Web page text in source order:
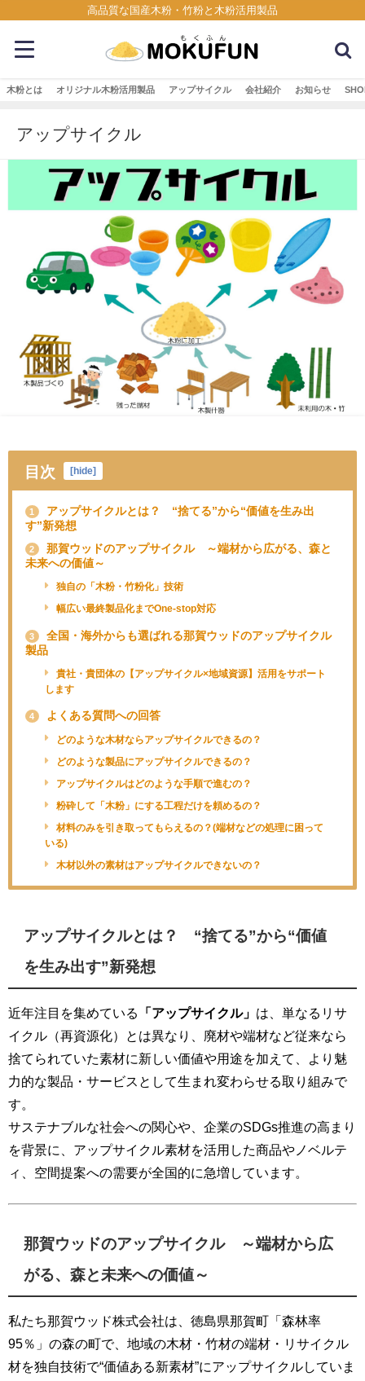
高品質な国産木粉・竹粉と木粉活用製品
木粉とは オリジナル木粉活用製品 アップサイクル 会社紹介 お知らせ
アップサイクル
目次 [hide]
1
アップサイクルとは？ “捨てる”から“価値を生み出
す”新発想
2
那賀ウッドのアップサイクル ～端材から広がる、森と
未来への価値～
独自の「木粉・竹粉化」技術
幅広い最終製品化までOne-stop対応
3
全国・海外からも選ばれる那賀ウッドのアップサイクル
製品
貴社・貴団体の【アップサイクル×地域資源】活用をサポート
します
4 よくある質問への回答
どのような木材ならアップサイクルできるの？
どのような製品にアップサイクルできるの？
アップサイクルはどのような手順で進むの？
粉砕して「木粉」にする工程だけを頼めるの？
材料のみを引き取ってもらえるの？(端材などの処理に困って
いる)
木材以外の素材はアップサイクルできないの？
アップサイクルとは？ “捨てる”から“価値
を生み出す”新発想
近年注目を集めている 「アップサイクル」 は、単なるリサ
イクル（再資源化）とは異なり、廃材や端材など従来なら
捨てられていた素材に新しい価値や用途を加えて、より魅
力的な製品・サービスとして生まれ変わらせる取り組みで
す。
サステナブルな社会への関心や、企業のSDGs推進の高まり
を背景に、アップサイクル素材を活用した商品やノベルテ
ィ、空間提案への需要が全国的に急増しています。
那賀ウッドのアップサイクル ～端材から広
がる、森と未来への価値～
私たち那賀ウッド株式会社は、徳島県那賀町「森林率
95％」の森の町で、地域の木材・竹材の端材・リサイクル
材を独自技術で“価値ある新素材”にアップサイクルしていま